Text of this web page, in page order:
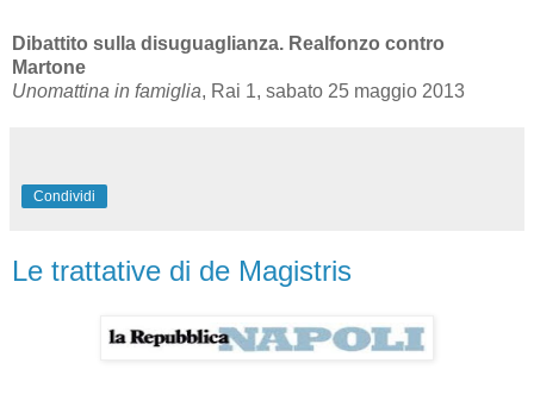
Dibattito sulla disuguaglianza. Realfonzo contro
Martone
Unomattina in famiglia, Rai 1, sabato 25 maggio 2013
Condividi
Le trattative di de Magistris